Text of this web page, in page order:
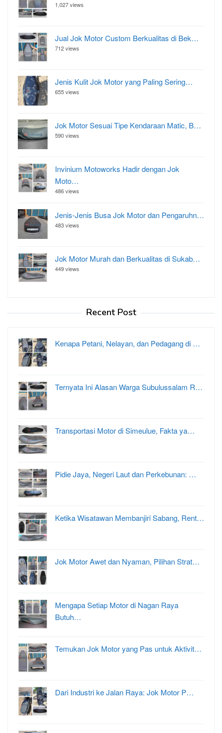
1,027 views
Jual Jok Motor Custom Berkualitas di Bek…
712 views
Jenis Kulit Jok Motor yang Paling Sering…
655 views
Jok Motor Sesuai Tipe Kendaraan Matic, B…
590 views
Invinium Motoworks Hadir dengan Jok
Moto…
486 views
Jenis-Jenis Busa Jok Motor dan Pengaruhn…
483 views
Jok Motor Murah dan Berkualitas di Sukab…
449 views
Recent Post
Kenapa Petani, Nelayan, dan Pedagang di …
Ternyata Ini Alasan Warga Subulussalam R…
Transportasi Motor di Simeulue, Fakta ya…
Pidie Jaya, Negeri Laut dan Perkebunan: …
Ketika Wisatawan Membanjiri Sabang, Rent…
Jok Motor Awet dan Nyaman, Pilihan Strat…
Mengapa Setiap Motor di Nagan Raya
Butuh…
Temukan Jok Motor yang Pas untuk Aktivit…
Dari Industri ke Jalan Raya: Jok Motor P…